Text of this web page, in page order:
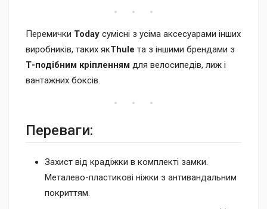
Перемички Today сумісні з усіма аксесуарами інших
виробників, таких якThule та з іншими брендами з
Т-подібним кріпленням для велосипедів, лиж і
вантажних боксів.
Переваги:
Захист від крадіжки в комплекті замки.
Металево-пластикові ніжки з антивандальним
покриттям.